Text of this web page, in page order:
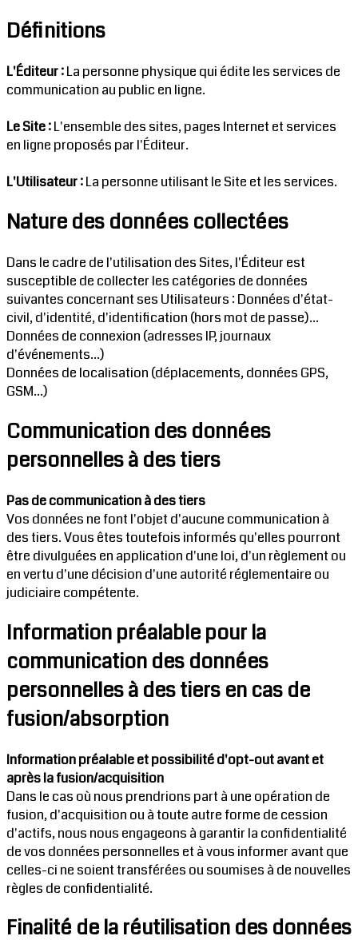
Définitions
L'Éditeur :La personne physique qui édite les services de
communication au public en ligne.
Le Site :L'ensemble des sites, pages Internet et services
en ligne proposés par l'Éditeur.
L'Utilisateur :La personne utilisant le Site et les services.
Nature des données collectées
Dans le cadre de l'utilisation des Sites, l'Éditeur est
susceptible de collecter les catégories de données
suivantes concernant ses Utilisateurs : Données d'état-
civil, d'identité, d'identification (hors mot de passe)...
Données de connexion (adresses IP, journaux
d'événements...)
Données de localisation (déplacements, données GPS,
GSM...)
Communication des données
personnelles à des tiers
Pas de communication à des tiers
Vos données ne font l'objet d'aucune communication à
des tiers. Vous êtes toutefois informés qu'elles pourront
être divulguées en application d'une loi, d'un règlement ou
en vertu d'une décision d'une autorité réglementaire ou
judiciaire compétente.
Information préalable pour la
communication des données
personnelles à des tiers en cas de
fusion/absorption
Information préalable et possibilité d'opt-out avant et
après la fusion/acquisition
Dans le cas où nous prendrions part à une opération de
fusion, d'acquisition ou à toute autre forme de cession
d'actifs, nous nous engageons à garantir la confidentialité
de vos données personnelles et à vous informer avant que
celles-ci ne soient transférées ou soumises à de nouvelles
règles de confidentialité.
Finalité de la réutilisation des données